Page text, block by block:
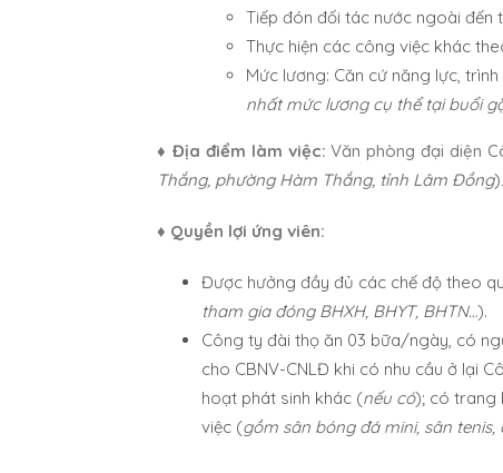
Tiếp đón đối tác nước ngoài đến
Thực hiện các công việc khác
Mức lương: Căn cứ năng lực,
nhất mức lương cụ thể tại buổi
♦ Địa điểm làm việc:Văn phòng đại diện
Thắng, phường Hàm Thắng, tỉnh Lâm Đồng).
♦ Quyền lợi ứng viên:
Được hưởng đầy đủ các chế độ theo
tham gia đóng BHXH, BHYT, BHTN…).
Công ty đài thọ ăn 03 bữa/ngày, có
cho CBNV-CNLĐ khi có nhu cầu ở lại
hoạt phát sinh khác (nếu có); có trang
việc (gồm sân bóng đá mini, sân